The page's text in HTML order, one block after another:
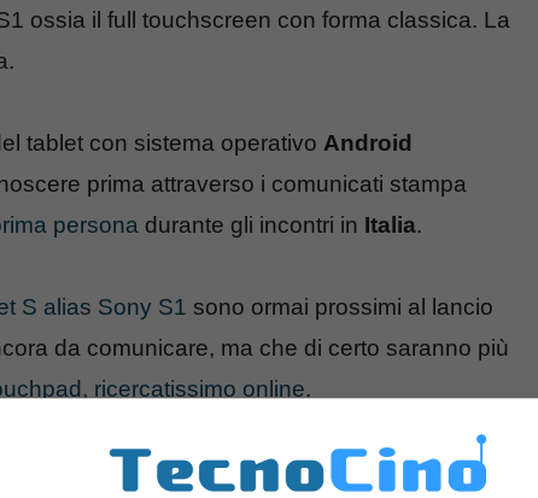
ossia il full touchscreen con forma classica. La
tablet con sistema operativo Android
prima attraverso i comunicati stampa
persona durante gli incontri in Italia.
S alias Sony S1 sono ormai prossimi al lancio
da comunicare, ma che di certo saranno più
ricercatissimo online.
doppio schermo capacitivo touchscreen da 5.5